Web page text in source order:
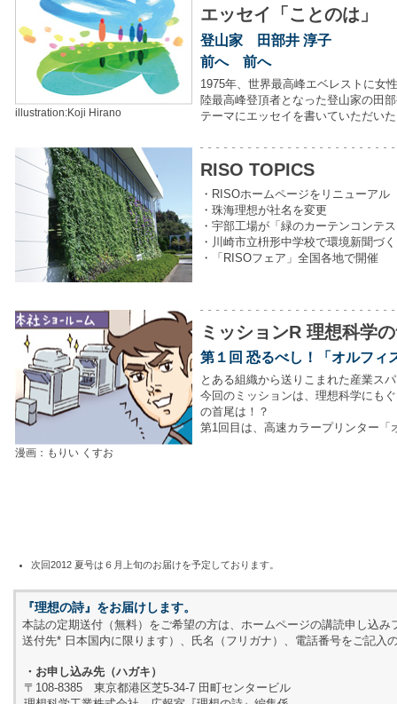
illustration:Koji Hirano
エッセイ「ことのは」
登山家 田部井 淳子
前へ 前へ
1975年、世界最高峰エベレストに女
陸最高峰登頂者となった登山家の田
テーマにエッセイを書いていただい
RISO TOPICS
・RISOホームページをリニューアル
・珠海理想が社名を変更
・宇部工場が「緑のカーテンコンテ
・川崎市立枡形中学校で環境新聞づ
・「RISOフェア」全国各地で開催
漫画：もりい くすお
ミッションR 理想科学
第１回 恐るべし！「オルフィ
とある組織から送りこまれた産業ス
今回のミッションは、理想科学にも
の首尾は！？
第1回目は、高速カラープリンター「
次回2012 夏号は６月上旬のお届けを予定しております。
『理想の詩』をお届けします。
本誌の定期送付（無料）をご希望の方は、ホームページの講読申し込
送付先* 日本国内に限ります）、氏名（フリガナ）、電話番号をご記入
・お申し込み先（ハガキ）
〒108-8385 東京都港区芝5-34-7 田町センタービル